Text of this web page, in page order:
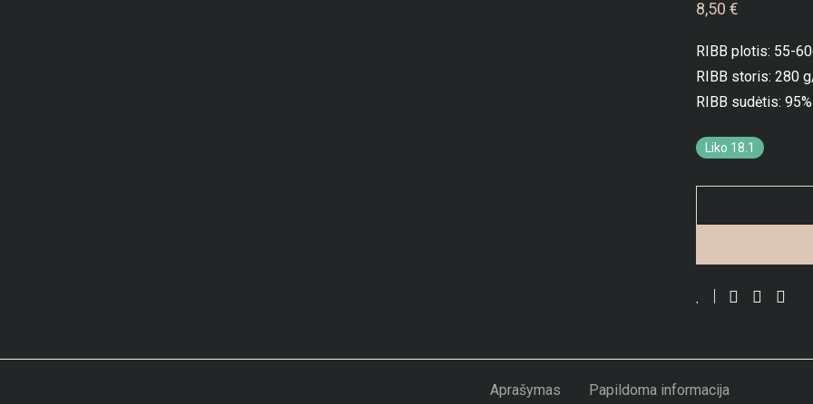
8,50 €
RIBB plotis: 55-
RIBB storis: 280
RIBB sudėtis:
Liko 18.1
Aprašymas Papildoma informacija